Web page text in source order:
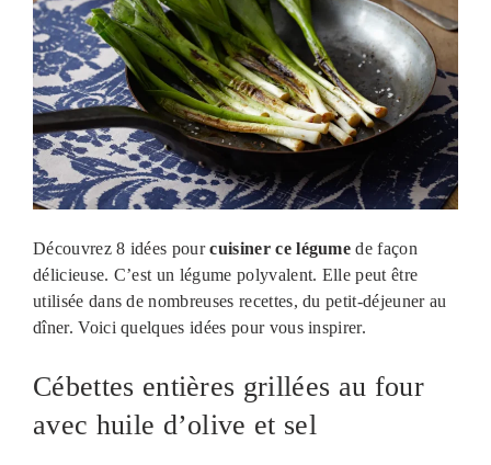
Découvrez 8 idées pourcuisiner ce légume de façon
délicieuse. C’est un légume polyvalent. Elle peut être
utilisée dans de nombreuses recettes, du petit-déjeuner au
dîner. Voici quelques idées pour vous inspirer.
Cébettes entières grillées au four
avec huile d’olive et sel